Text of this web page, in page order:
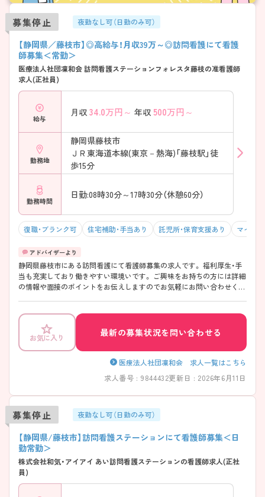
募集停止 夜勤なし可（日勤のみ可）
【静岡県／藤枝市】◎高給与！月収39万～◎訪問看護にて看護
師募集＜常勤＞
医療法人社団凜和会 訪問看護ステーションフォレスタ藤枝の准看護師
求人(正社員)
給与
月収 34.0万円～ 年収 500万円～
勤務地
静岡県藤枝市
ＪＲ東海道本線(東京－熱海)「藤枝駅」徒
歩15分
勤務時間
日勤:08時30分～17時30分（休憩60分）
復職・ブランク可 住宅補助・手当あり 託児所・保育支援あり マイカ
静岡県藤枝市にある訪問看護にて看護師募集の求人です。 福利厚生・手
当も充実しており働きやすい環境いです。 ご興味をお持ちの方には詳細
の情報や面接のポイントをお伝えしますのでお気軽にお問い合わせくだ
お気に入り 最新の募集状況を問い合わせる
医療法人社団凜和会 求人一覧はこちら
求人番号 : 9844432更新日 : 2026年6月11日
募集停止 夜勤なし可（日勤のみ可）
【静岡県/藤枝市】訪問看護ステーションにて看護師募集＜日
勤常勤＞
株式会社和気・アイアイ あい訪問看護ステーションの看護師求人(正社
員)